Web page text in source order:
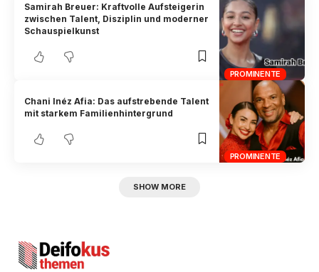
PROMINENTE
Samirah Breuer: Kraftvolle Aufsteigerin
zwischen Talent, Disziplin und moderner
Schauspielkunst
PROMINENTE
Chani Inéz Afia: Das aufstrebende Talent
mit starkem Familienhintergrund
SHOW MORE